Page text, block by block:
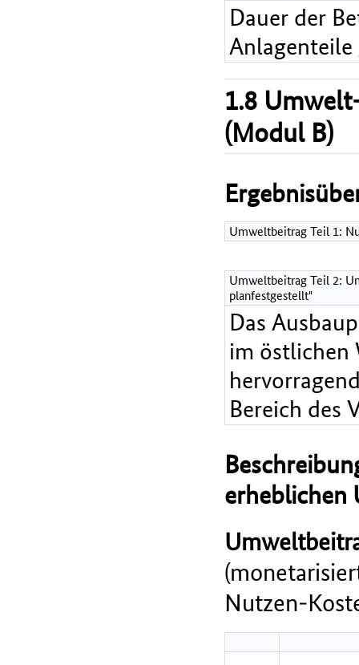
Dauer der
1.8
(Modul B)
Umweltbeitrag Teil 1:
Umweltbeitrag Teil 2:
planfestgestellt"
Das
im östlichen
Bereich des
erheblichen
Nutzen-